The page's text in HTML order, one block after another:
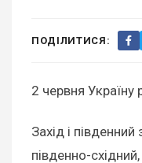
ПОДІЛИТИСЯ:
2 червня
Захід і
південно-